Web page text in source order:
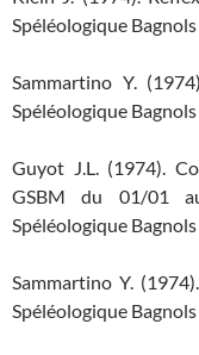
Spéléologique
Sammartino Y.
Spéléologique
Guyot J.L. (1974).
GSBM du 01/01
Spéléologique
Sammartino Y.
Spéléologique